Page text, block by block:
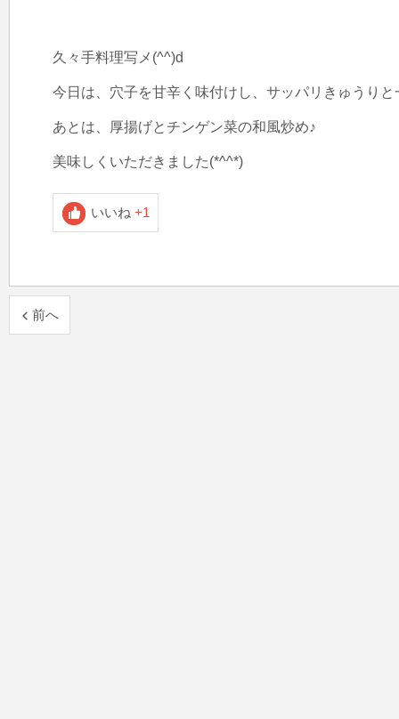
久々手料理写メ(^^)d
今日は、穴子を甘辛く味付けし、サッパリきゅうりと
あとは、厚揚げとチンゲン菜の和風炒め♪
美味しくいただきました(*^^*)
いいね +1
前へ